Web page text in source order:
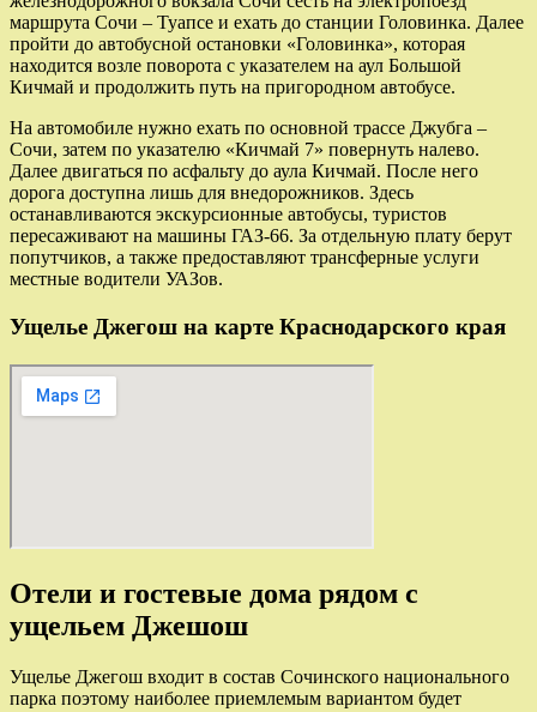
маршрута Сочи – Туапсе и ехать до станции Головинка. Далее
пройти до автобусной остановки «Головинка», которая
находится возле поворота с указателем на аул Большой
Кичмай и продолжить путь на пригородном автобусе.
На автомобиле нужно ехать по основной трассе Джубга –
Сочи, затем по указателю «Кичмай 7» повернуть налево.
Далее двигаться по асфальту до аула Кичмай. После него
дорога доступна лишь для внедорожников. Здесь
останавливаются экскурсионные автобусы, туристов
пересаживают на машины ГАЗ-66. За отдельную плату берут
попутчиков, а также предоставляют трансферные услуги
местные водители УАЗов.
Ущелье Джегош на карте Краснодарского края
Отели и гостевые дома рядом с
ущельем Джешош
Ущелье Джегош входит в состав Сочинского национального
парка поэтому наиболее приемлемым вариантом будет